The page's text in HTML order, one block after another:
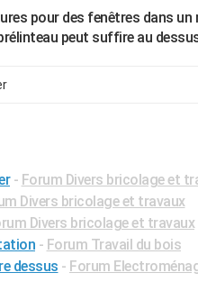
pour des fenêtres dans un
peut suffire au
- Forum Divers bricolage et
Divers bricolage et travaux
Divers bricolage et travaux
- Forum Travail du bois
dessus - Forum